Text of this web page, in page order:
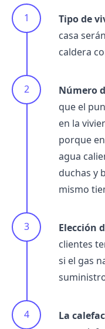
Tipo de
casa
caldera
Número
que el
en la
porque
agua
duchas y
mismo
Elección
clientes
si el gas
La